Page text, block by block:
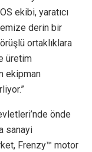
ekibi, yaratıcı
derin bir
ortaklıklara
üretim
ekipman
önde
sanayi
Frenzy™ motor